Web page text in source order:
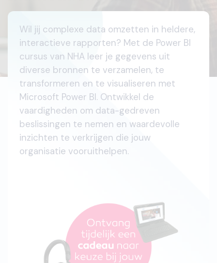
Wil jij complexe data omzetten in heldere,
interactieve rapporten? Met de Power BI
cursus van NHA leer je gegevens uit
diverse bronnen te verzamelen, te
transformeren en te visualiseren met
Microsoft Power BI. Ontwikkel de
vaardigheden om data-gedreven
beslissingen te nemen en waardevolle
inzichten te verkrijgen die jouw
organisatie vooruithelpen.